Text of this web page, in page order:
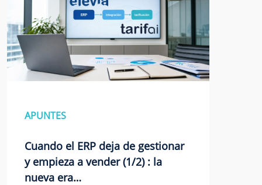
APUNTES
Cuando el ERP deja de gestionar
y empieza a vender (1/2) : la
nueva era…